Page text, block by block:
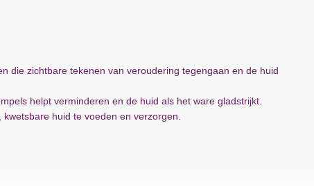
die zichtbare tekenen van veroudering tegengaan en de huid
helpt verminderen en de huid als het ware gladstrijkt.
huid te voeden en verzorgen.